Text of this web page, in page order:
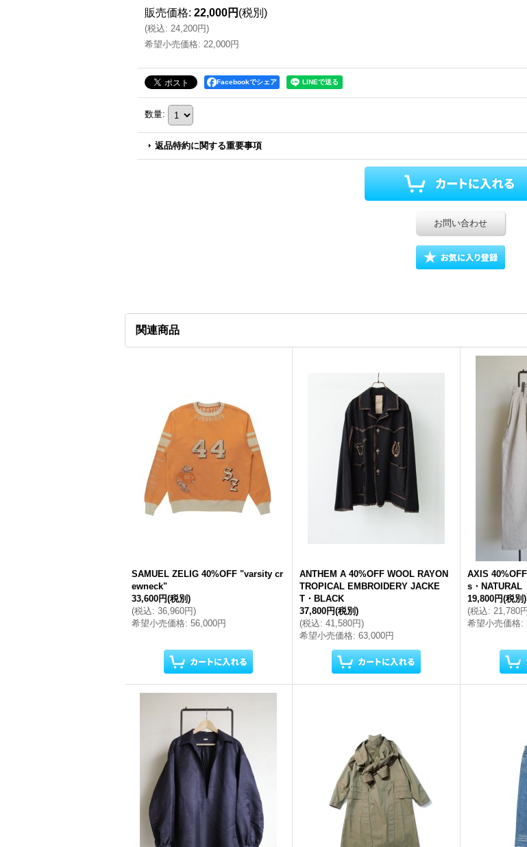
販売価格: 22,000円 (税別)
(税込: 24,200円)
希望小売価格: 22,000円
Facebookでシェア
数量:
返品特約に関する重要事項
お問い合わせ
関連商品
SAMUEL ZELIG 40%OFF "varsity cr
ewneck"
33,600円(税別)
(税込: 36,960円)
希望小売価格: 56,000円
ANTHEM A 40%OFF WOOL RAYON
TROPICAL EMBROIDERY JACKE
T・BLACK
37,800円(税別)
(税込: 41,580円)
希望小売価格: 63,000円
AXIS
s・NATURAL
19,800円(税別)
(税込: 21,780円
希望小売価格: